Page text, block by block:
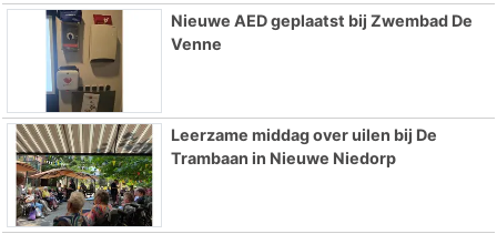
Nieuwe AED geplaatst bij Zwembad De
Venne
Leerzame middag over uilen bij De
Trambaan in Nieuwe Niedorp